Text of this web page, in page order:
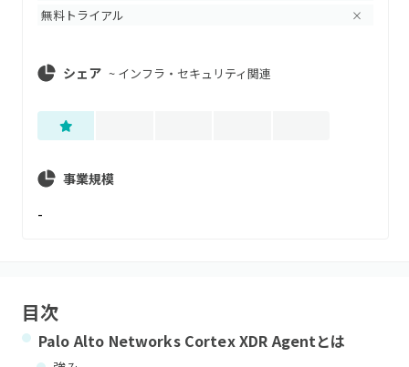
無料トライアル ×
シェア ~ インフラ・セキュリティ関連
事業規模
-
目次
Palo Alto Networks Cortex XDR Agentとは